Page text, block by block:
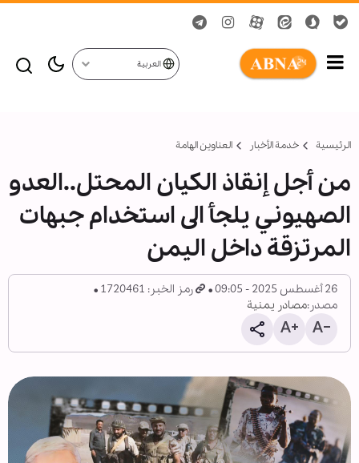
العربية
الرئيسية خدمة الأخبار العناوين الهامة
من أجل إنقاذ الكيان المحتل..العدو
الصهيوني يلجأ الى استخدام جبهات
المرتزقة داخل اليمن
26 أغسطس 2025 - 09:05
رمز الخبر: 1720461
مصدر:مصادر يمنية